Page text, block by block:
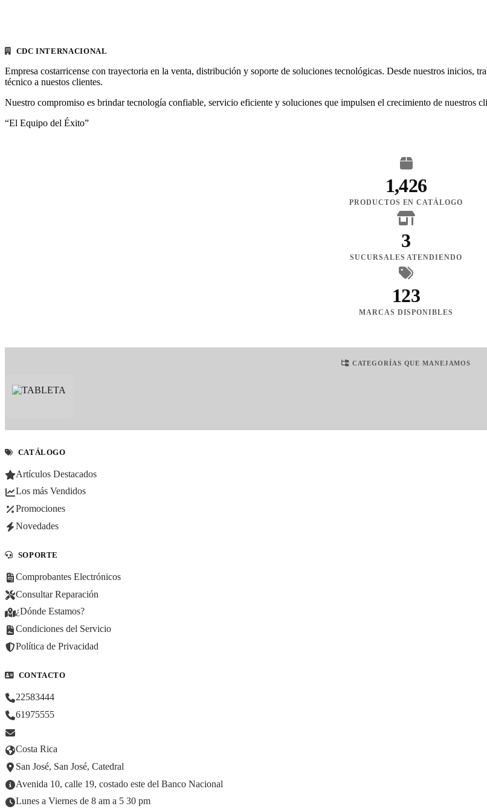
CDC INTERNACIONAL
Empresa costarricense con trayectoria en la venta, distribución y soporte de soluciones tecnológicas. Desde nuestros inicios,
técnico a nuestos clientes.
Nuestro compromiso es brindar tecnología confiable, servicio eficiente y soluciones que impulsen el crecimiento de nuestros
“El Equipo del Éxito”
1,426
PRODUCTOS EN CATÁLOGO
3
SUCURSALES ATENDIENDO
123
MARCAS DISPONIBLES
CATEGORÍAS QUE MANEJAMOS
CATÁLOGO
Artículos Destacados
Los más Vendidos
Promociones
Novedades
SOPORTE
Comprobantes Electrónicos
Consultar Reparación
¿Dónde Estamos?
Condiciones del Servicio
Política de Privacidad
CONTACTO
22583444
61975555
Costa Rica
San José, San José, Catedral
Avenida 10, calle 19, costado este del Banco Nacional
Lunes a Viernes de 8 am a 5 30 pm